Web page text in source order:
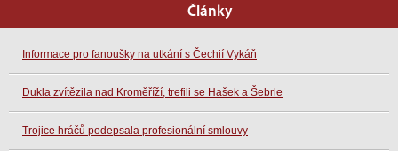
Články
Informace pro fanoušky na utkání s Čechií Vykáň
Dukla zvítězila nad Kroměříží, trefili se Hašek a Šebrle
Trojice hráčů podepsala profesionální smlouvy